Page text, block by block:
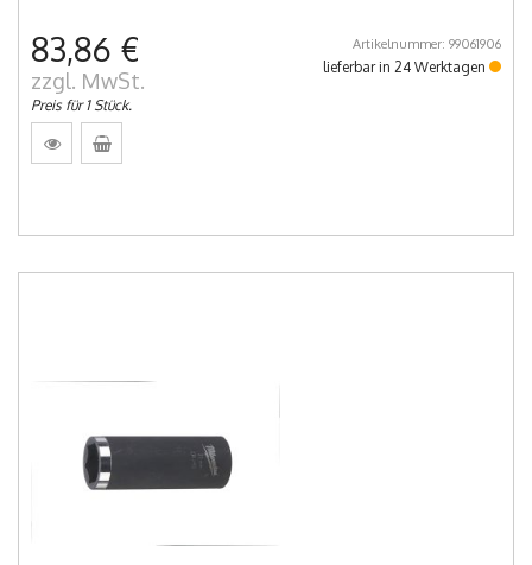
83,86 €
zzgl. MwSt.
Preis für 1 Stück.
Artikelnummer: 99061906
lieferbar in 24 Werktagen